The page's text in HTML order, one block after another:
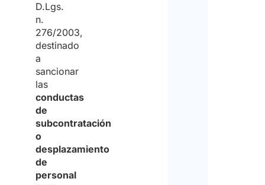
D.Lgs.
n.
276/2003,
destinado
a
sancionar
las
conductas
de
subcontratación
o
desplazamiento
de
personal